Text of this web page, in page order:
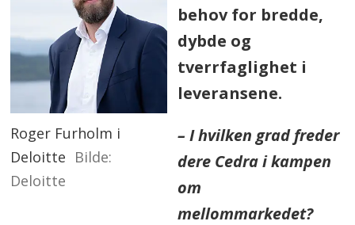
Roger Furholm i
Deloitte
Deloitte
behov for bredde,
dybde og
tverrfaglighet i
leveransene.
– I hvilken grad freder
dere Cedra i kampen
om
mellommarkedet?